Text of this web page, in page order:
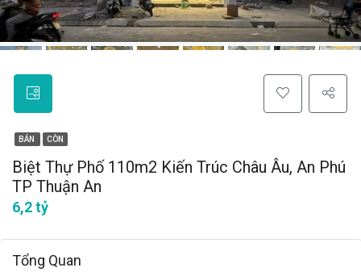
BÁN CÒN
Biệt Thự Phố 110m2 Kiến Trúc Châu Âu, An Phú
TP Thuận An
6,2 tỷ
Tổng Quan